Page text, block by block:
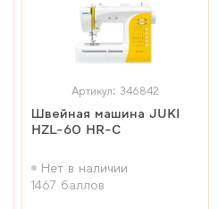
Артикул: 346842
Швейная машина JUKI
HZL-60 HR-C
Нет в наличии
1467 баллов